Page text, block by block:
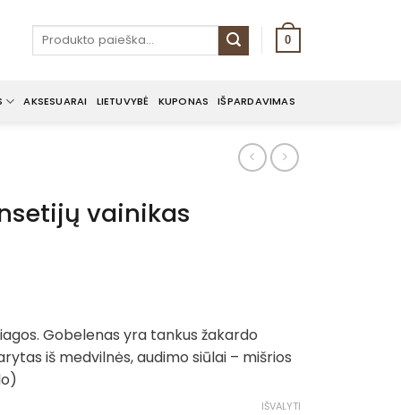
Ieškoti: 0
AKSESUARAI LIETUVYBĖ KUPONAS IŠPARDAVIMAS
vainikas
Gobelenas yra tankus žakardo
iš medvilnės, audimo siūlai – mišrios
IŠVALYTI